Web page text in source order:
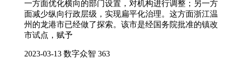
一方面优化横向的部门设置，对机构进行调整；另一方
面减少纵向行政层级，实现扁平化治理。这方面浙江温
州的龙港市已经做了探索。该市是经国务院批准的镇改
市试点，赋予
2023-03-13 数字众智 363